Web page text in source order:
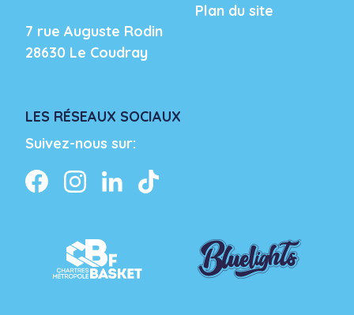
7 rue Auguste Rodin
28630 Le Coudray
Plan du site
LES RÉSEAUX SOCIAUX
Suivez-nous sur: